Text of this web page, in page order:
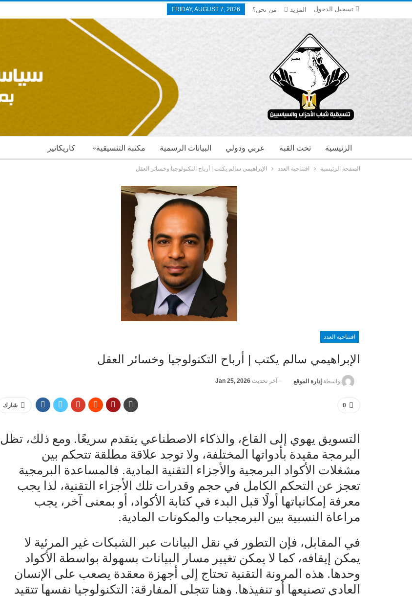
تسجيل الدخول FRIDAY, AUGUST 7, 2026 من نحن؟ المزيد
كاريكاتير مكتبة التنسيقية البيانات الرسمية عربي ودولي تحت القبة الرئيسية
الصفحة الرئيسية افتتاحية العدد الإبراهيمي سالم يكتب | أرباح التكنولوجيا وخسائر العقل
افتتاحية العدد
الإبراهيمي سالم يكتب | أرباح التكنولوجيا وخسائر العقل
بواسطة إدارة الموقع آخر تحديث Jan 25, 2026
0 شارك
التسويق يهوي إلى القاع، والذكاء الاصطناعي يتقدم سريعًا. ومع ذلك، تظل
البرمجة مقيدة بأدواتها المختلفة، ولا توجد علاقة مطلقة تتحكم بين
مشغلات الأكواد البرمجية والأجزاء التقنية المادية. فالمساعدة البرمجية
تعجز عن التحكم الكامل في حجم وقدرات تلك الأجزاء التقنية، لذا يجب
معرفة إمكانياتها أولًا قبل البدء في كتابة الأكواد، أو بمعنى آخر، يجب
مراعاة النسبية بين البرمجيات والمكونات المادية.
في المقابل، فإن التطور في نقل البيانات عبر الشبكات غير المرئية لا
يمكن إيقافه، كما لا يمكن تغيير مسار البيانات بسهولة بواسطة الأكواد
وحدها. هذه المرونة التقنية تحتاج إلى أجهزة معقدة يصعب على الإنسان
العادي تصنيعها أو تنفيذها. وهنا تتجلى المفارقة: التكنولوجيا نفسها تتقيد